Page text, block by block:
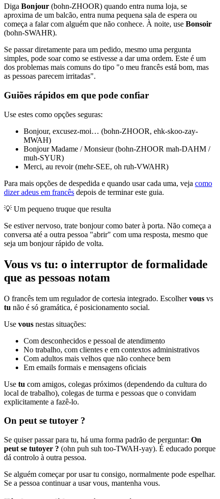
Diga Bonjour (bohn-ZHOOR) quando entra numa loja, se
aproxima de um balcão, entra numa pequena sala de espera ou
começa a falar com alguém que não conhece. À noite, use Bonsoir
(bohn-SWAHR).
Se passar diretamente para um pedido, mesmo uma pergunta
simples, pode soar como se estivesse a dar uma ordem. Este é um
dos problemas mais comuns do tipo "o meu francês está bom, mas
as pessoas parecem irritadas".
Guiões rápidos em que pode confiar
Use estes como opções seguras:
Bonjour, excusez-moi… (bohn-ZHOOR, ehk-skoo-zay-
MWAH)
Bonjour Madame / Monsieur (bohn-ZHOOR mah-DAHM /
muh-SYUR)
Merci, au revoir (mehr-SEE, oh ruh-VWAHR)
Para mais opções de despedida e quando usar cada uma, veja como
dizer adeus em francês depois de terminar este guia.
💡 Um pequeno truque que resulta
Se estiver nervoso, trate bonjour como bater à porta. Não começa a
conversa até a outra pessoa "abrir" com uma resposta, mesmo que
seja um bonjour rápido de volta.
Vous vs tu: o interruptor de formalidade
que as pessoas notam
O francês tem um regulador de cortesia integrado. Escolhervous vs
tu não é só gramática, é posicionamento social.
Use vous nestas situações:
Com desconhecidos e pessoal de atendimento
No trabalho, com clientes e em contextos administrativos
Com adultos mais velhos que não conhece bem
Em emails formais e mensagens oficiais
Use tu com amigos, colegas próximos (dependendo da cultura do
local de trabalho), colegas de turma e pessoas que o convidam
explicitamente a fazê-lo.
On peut se tutoyer ?
Se quiser passar para tu, há uma forma padrão de perguntar: On
peut se tutoyer ? (ohn puh suh too-TWAH-yay). É educado porque
dá controlo à outra pessoa.
Se alguém começar por usar tu consigo, normalmente pode espelhar.
Se a pessoa continuar a usar vous, mantenha vous.